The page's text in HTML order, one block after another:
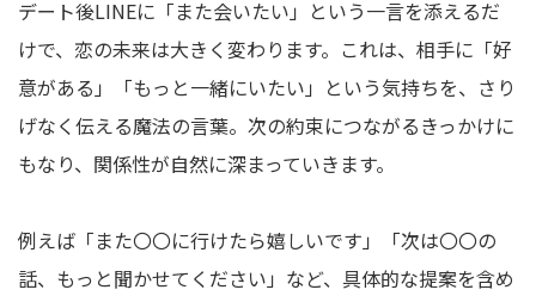
デート後LINEに「また会いたい」という一言を添えるだ
けで、恋の未来は大きく変わります。これは、相手に「好
意がある」「もっと一緒にいたい」という気持ちを、さり
げなく伝える魔法の言葉。次の約束につながるきっかけに
もなり、関係性が自然に深まっていきます。
例えば「また〇〇に行けたら嬉しいです」「次は〇〇の
話、もっと聞かせてください」など、具体的な提案を含め